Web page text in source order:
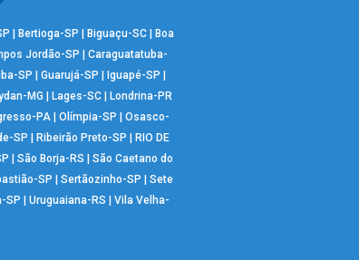
| Bertioga-SP | Biguaçu-SC| Boa
Jordão-SP | Caraguatatuba-
SP | Guarujá-SP | Iguapé-SP |
MG | Lages-SC| Londrina-PR
PA | Olímpia-SP | Osasco-
SP | Ribeirão Preto-SP | RIO DE
| São Borja-RS | São Caetano do
SP | Sertãozinho-SP | Sete
SP | Uruguaiana-RS | Vila Velha-